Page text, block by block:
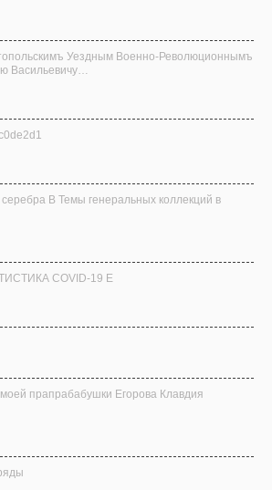
Уездным Военно-Революционнымъ
Васильевичу…
В Темы генеральных коллекций в
COVID-19 E
прапрабабушки Егорова Клавдия